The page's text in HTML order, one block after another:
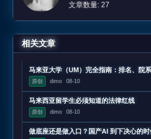
文章数量: 27
相关文章
马来亚大学（UM）完全指南：排名、院
原创 dimo 08-10
马来西亚留学生必须知道的法律红线
原创 dimo 08-10
做底座还是做入口？国产AI 到下决心的时